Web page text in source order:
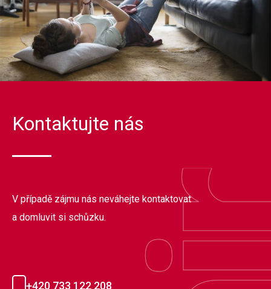
Kontaktujte nás
V případě zájmu nás neváhejte kontaktovat
a domluvit si schůzku.
+420 733 122 208